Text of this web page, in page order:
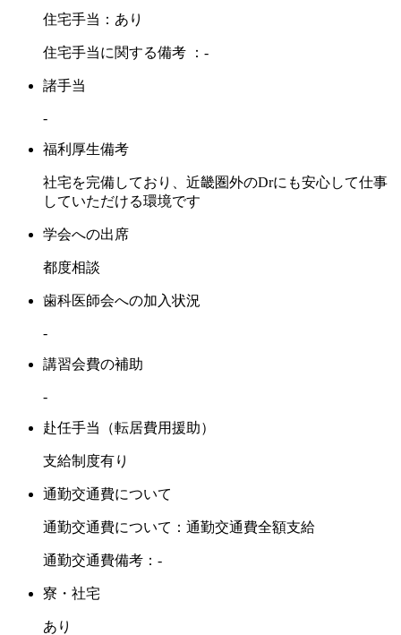
住宅手当：あり
住宅手当に関する備考 ：-
諸手当
-
福利厚生備考
社宅を完備しており、近畿圏外のDrにも安心して仕事
していただける環境です
学会への出席
都度相談
歯科医師会への加入状況
-
講習会費の補助
-
赴任手当（転居費用援助）
支給制度有り
通勤交通費について
通勤交通費について：通勤交通費全額支給
通勤交通費備考：-
寮・社宅
あり